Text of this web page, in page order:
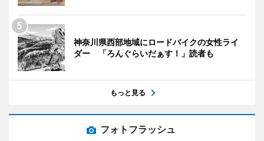
神奈川県西部地域にロードバイクの女性ライ
ダー 「ろんぐらいだぁす！」読者も
もっと見る
フォトフラッシュ